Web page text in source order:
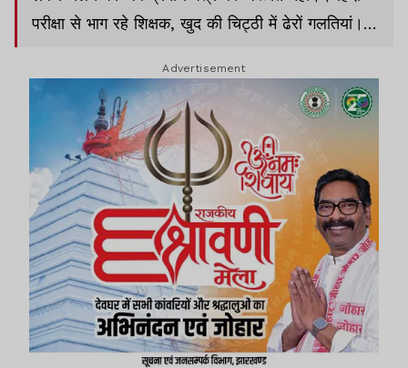
परीक्षा से भाग रहे शिक्षक, खुद की चिट्ठी में ढेरों गलतियां।।
Advertisement